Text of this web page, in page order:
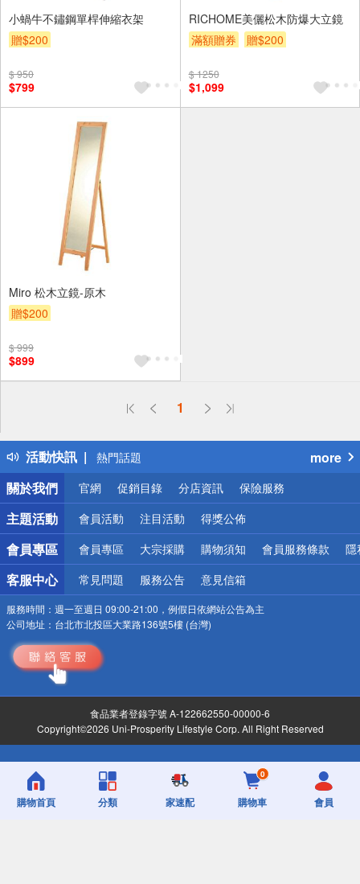
小蝸牛不鏽鋼單桿伸縮衣架
贈$200
$ 950
$799
RICHOME美儷松木防爆大立鏡
滿額贈券
贈$200
$ 1250
$1,099
Miro 松木立鏡-原木
贈$200
$ 999
$899
1
活動快訊
偏遠地區配送
得獎公告
熱門話題
銀行優惠
偏遠地區配送
詐騙網頁！請小心！
more
關於我們
官網 促銷目錄 分店資訊 保險服務
主題活動 會員活動 注目活動 得獎公佈
會員專區 會員專區 大宗採購 購物須知 會員服務條款 隱
客服中心 常見問題 服務公告 意見信箱
服務時間： 週一至週日 09:00-21:00，例假日依網站公告為主
公司地址： 台北市北投區大業路136號5樓 (台灣)
食品業者登錄字號 A-122662550-00000-6
Copyright©2026 Uni-Prosperity Lifestyle Corp. All Right Reserved
購物首頁 分類 家速配
0
購物車 會員